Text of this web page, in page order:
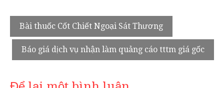
Điều
hướng
bài
Bài thuốc Cốt Chiết Ngoại Sát Thương
Báo giá dịch vụ nhận làm quảng cáo tttm giá gốc